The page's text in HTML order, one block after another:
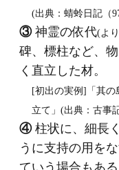
(出典：蜻蛉日記（
③神霊の依代(よ
碑、標柱など、
く直立した材。
[初出の実例]「其の
立て」(出典：古事
④柱状に、細長
うに支持の用を
ていう場合もある